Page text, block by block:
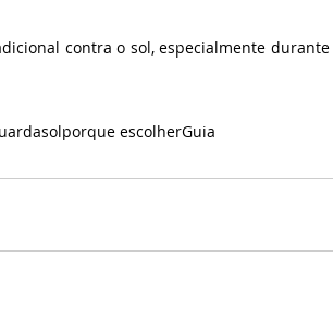
contra o sol, especialmente
porque escolherGuia